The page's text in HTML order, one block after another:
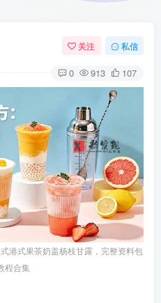
关注 私信
0 913 107
港式果茶奶盖杨枝甘露，完整资料包
程合集